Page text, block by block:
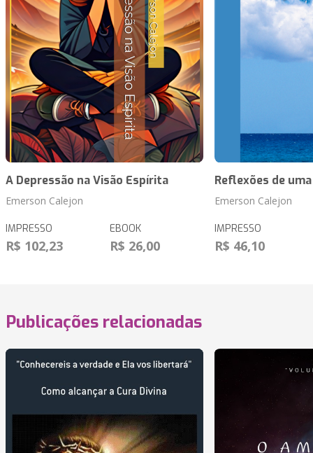
A Depressão na Visão Espírita
Emerson Calejon
IMPRESSO
R$ 102,23
EBOOK
R$ 26,00
Reflexões de
Emerson Calejon
IMPRESSO
R$ 46,10
Publicações relacionadas